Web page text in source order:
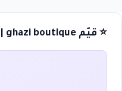
⭐ قيّم ghazi boutique | غازي بوتيك